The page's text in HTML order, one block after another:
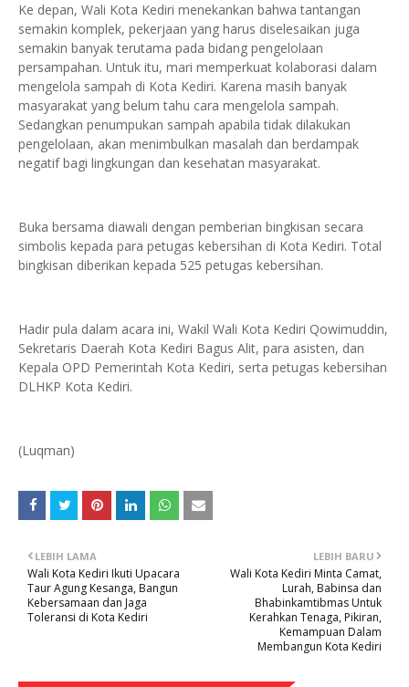
Ke depan, Wali Kota Kediri menekankan bahwa tantangan
semakin komplek, pekerjaan yang harus diselesaikan juga
semakin banyak terutama pada bidang pengelolaan
persampahan. Untuk itu, mari memperkuat kolaborasi dalam
mengelola sampah di Kota Kediri. Karena masih banyak
masyarakat yang belum tahu cara mengelola sampah.
Sedangkan penumpukan sampah apabila tidak dilakukan
pengelolaan, akan menimbulkan masalah dan berdampak
negatif bagi lingkungan dan kesehatan masyarakat.
Buka bersama diawali dengan pemberian bingkisan secara
simbolis kepada para petugas kebersihan di Kota Kediri. Total
bingkisan diberikan kepada 525 petugas kebersihan.
Hadir pula dalam acara ini, Wakil Wali Kota Kediri Qowimuddin,
Sekretaris Daerah Kota Kediri Bagus Alit, para asisten, dan
Kepala OPD Pemerintah Kota Kediri, serta petugas kebersihan
DLHKP Kota Kediri.
(Luqman)
LEBIH BARU
Wali Kota Kediri Minta Camat,
Lurah, Babinsa dan
Bhabinkamtibmas Untuk
Kerahkan Tenaga, Pikiran,
Kemampuan Dalam
Membangun Kota Kediri
LEBIH LAMA
Wali Kota Kediri Ikuti Upacara
Taur Agung Kesanga, Bangun
Kebersamaan dan Jaga
Toleransi di Kota Kediri